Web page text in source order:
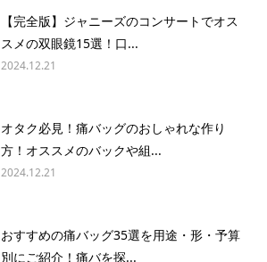
【完全版】ジャニーズのコンサートでオス
スメの双眼鏡15選！口...
2024.12.21
オタク必見！痛バッグのおしゃれな作り
方！オススメのバックや組...
2024.12.21
おすすめの痛バッグ35選を用途・形・予算
別にご紹介！痛バを探...